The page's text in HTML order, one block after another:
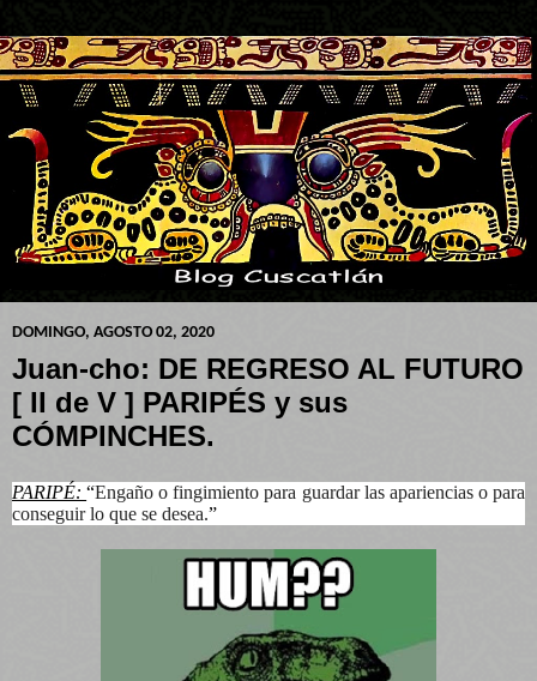
DOMINGO, AGOSTO 02, 2020
Juan-cho: DE REGRESO AL FUTURO
[ II de V ] PARIPÉS y sus
CÓMPINCHES.
PARIPÉ:“Engaño o fingimiento para guardar las apariencias o para
conseguir lo que se desea.”